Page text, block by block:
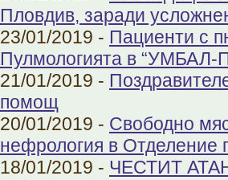
Пловдив, заради
23/01/2019 - Пациенти с
Пулмологията в “УМБАЛ-
21/01/2019 -
помощ
20/01/2019 - Свободно
нефрология в Отделение
18/01/2019 - ЧЕСТИТ